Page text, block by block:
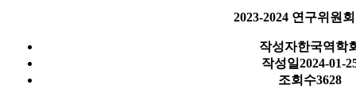
2023-2024 연구위원회
작성자한국역학
작성일2024-01-
조회수3628